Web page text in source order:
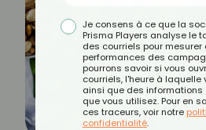
Je consens à ce que la
Prisma Players analyse le
des courriels pour mesurer
performances des
pourrons savoir si vous
courriels, l'heure à laquelle
ainsi que des informations
que vous utilisez. Pour en
ces traceurs, voir notre
confidentialité.